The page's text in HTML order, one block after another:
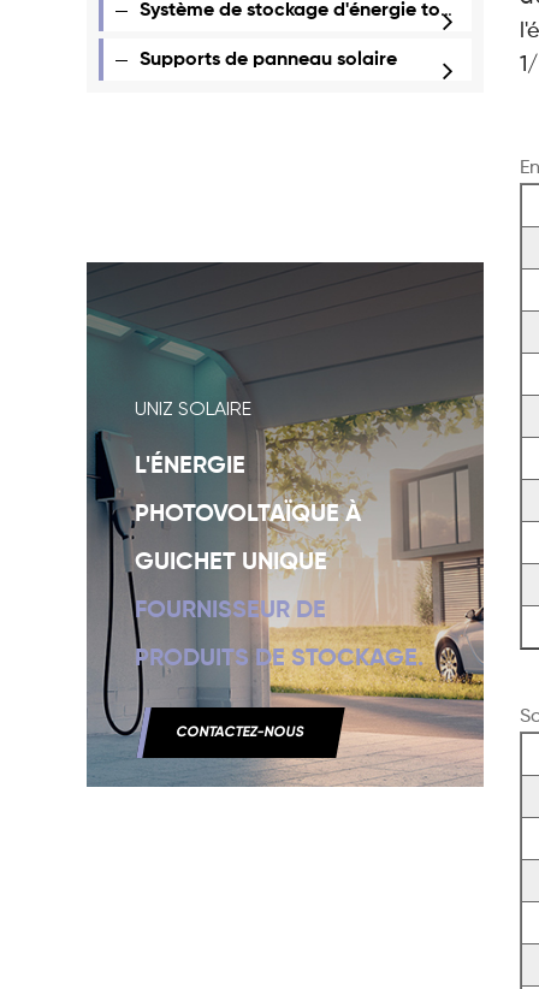
Système de stockage d'énergie tout-en-un
Supports de panneau solaire
UNIZ SOLAIRE
L'ÉNERGIE
PHOTOVOLTAÏQUE À
GUICHET UNIQUE
FOURNISSEUR DE
PRODUITS DE STOCKAGE.
CONTACTEZ-NOUS